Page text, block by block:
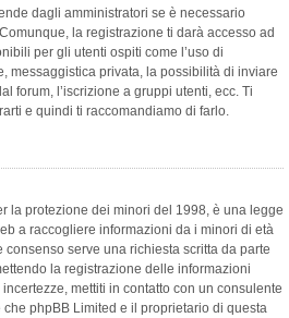
dagli amministratori se è necessario
la registrazione ti darà accesso ad
per gli utenti ospiti come l’uso di
messaggistica privata, la possibilità di inviare
forum, l’iscrizione a gruppi utenti, ecc. Ti
e quindi ti raccomandiamo di farlo.
la protezione dei minori del 1998, è una legge
a raccogliere informazioni da i minori di età
serve una richiesta scritta da parte
la registrazione delle informazioni
mettiti in contatto con un consulente
phpBB Limited e il proprietario di questa